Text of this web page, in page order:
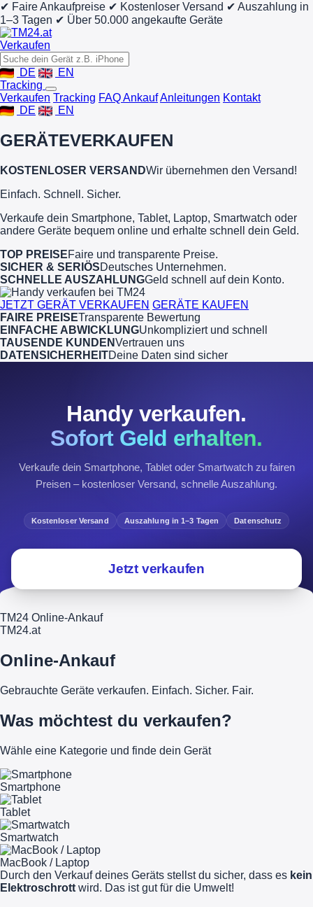
✔ Faire Ankaufpreise ✔ Kostenloser Versand ✔ Auszahlung in
1–3 Tagen ✔ Über 50.000 angekaufte Geräte
Verkaufen
DE
EN
Tracking
Verkaufen Tracking FAQ AnkaufAnleitungen Kontakt
DE
EN
GERÄTEVERKAUFEN
KOSTENLOSER VERSANDWir übernehmen den Versand!
Einfach. Schnell. Sicher.
Verkaufe dein Smartphone, Tablet, Laptop, Smartwatch oder
andere Geräte bequem online und erhalte schnell dein Geld.
TOP PREISEFaire und transparente Preise.
SICHER & SERIÖSDeutsches Unternehmen.
SCHNELLE AUSZAHLUNGGeld schnell auf dein Konto.
JETZT GERÄT VERKAUFEN GERÄTE KAUFEN
FAIRE PREISETransparente Bewertung
EINFACHE ABWICKLUNGUnkompliziert und schnell
TAUSENDE KUNDENVertrauen uns
DATENSICHERHEITDeine Daten sind sicher
Handy verkaufen.
Sofort Geld erhalten.
Verkaufe dein Smartphone, Tablet oder Smartwatch zu fairen
Preisen – kostenloser Versand, schnelle Auszahlung.
Kostenloser Versand Auszahlung in 1–3 Tagen Datenschutz
Jetzt verkaufen
TM24 Online-Ankauf
TM24.at
Online-Ankauf
Gebrauchte Geräte verkaufen. Einfach. Sicher. Fair.
Was möchtest du verkaufen?
Wähle eine Kategorie und finde dein Gerät
Smartphone
Tablet
Smartwatch
MacBook / Laptop
Durch den Verkauf deines Geräts stellst du sicher, dass es kein
Elektroschrott wird. Das ist gut für die Umwelt!